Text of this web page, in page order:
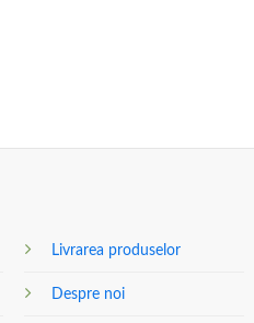
Livrarea produselor
Despre noi